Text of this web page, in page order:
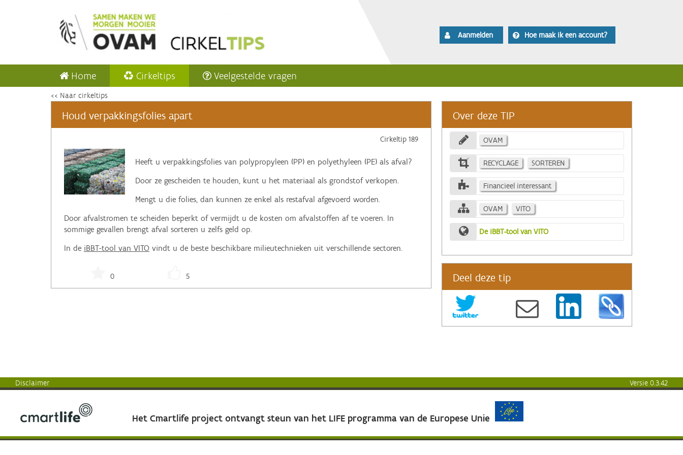
Aanmelden Hoe maak ik een account?
Home Cirkeltips Veelgestelde vragen
<< Naar cirkeltips
Houd verpakkingsfolies apart
Cirkeltip 189
Heeft u verpakkingsfolies van polypropyleen (PP) en polyethyleen (PE) als afval?
Door ze gescheiden te houden, kunt u het materiaal als grondstof verkopen.
Mengt u die folies, dan kunnen ze enkel als restafval afgevoerd worden.
Door afvalstromen te scheiden beperkt of vermijdt u de kosten om afvalstoffen af te voeren. In
sommige gevallen brengt afval sorteren u zelfs geld op.
In de iBBT-tool van VITO vindt u de beste beschikbare milieutechnieken uit verschillende sectoren.
0 5
Over deze TIP
OVAM
RECYCLAGE SORTEREN
Financieel interessant
OVAM VITO
De iBBT-tool van VITO
Deel deze tip
Disclaimer Versie 0.3.42
Het Cmartlife project ontvangt steun van het LIFE programma van de Europese Unie